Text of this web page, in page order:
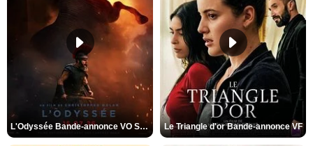
L'Odyssée Bande-annonce VO STFR Le Triangle d'or Bande-annonce VF